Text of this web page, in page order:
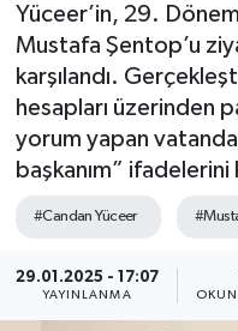
Yüceer’in, 29.
Mustafa Şentop’u
karşılandı.
hesapları üzerinden
yorum yapan
başkanım” ifadelerini
#Candan Yüceer
29.01.2025 - 17:07
YAYINLANMA
Resmi Reklamlar
Tekirdağ
Ekonomi
Sağlık
Teknoloji
Son Dakika
Haber Arşivi